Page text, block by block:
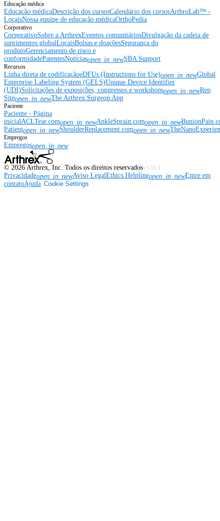
Educação médica
Educação médicaDescrição dos cursosCalendário dos cursosArthroLab™ -
LocaisNossa equipe de educação médicaOrthoPedia
Corporativo
CorporativoSobre a ArthrexEventos comunitáriosDivulgação da cadeia de
suprimentos globalLocaisBolsas e doaçõesSegurança do
produtoGerenciamento de risco e
conformidadePatentesNotíciasopen_in_newSBA Support
Recursos
Linha direta de codificaçãoeDFUs (Instructions for Use)open_in_newGlobal
Enterprise Labeling System (GELS)Unique Device Identifier
(UDI)Solicitações de exposições, congressos e workshopsopen_in_newRep
Siteopen_in_newThe Arthrex Surgeon App
Paciente
Paciente - Página
inicial ACLTear.comopen_in_newAnkleSprain.comopen_in_new
Patientopen_in_newShoulderReplacement.comopen_in_new
Empregos
Empregosopen_in_new
© 2026 Arthrex, Inc. Todos os direitos reservadosv3.55.1
Privacidadeopen_in_newAviso LegalEthics Helplineopen_in_newEntre em
contatoAjuda Cookie Settings